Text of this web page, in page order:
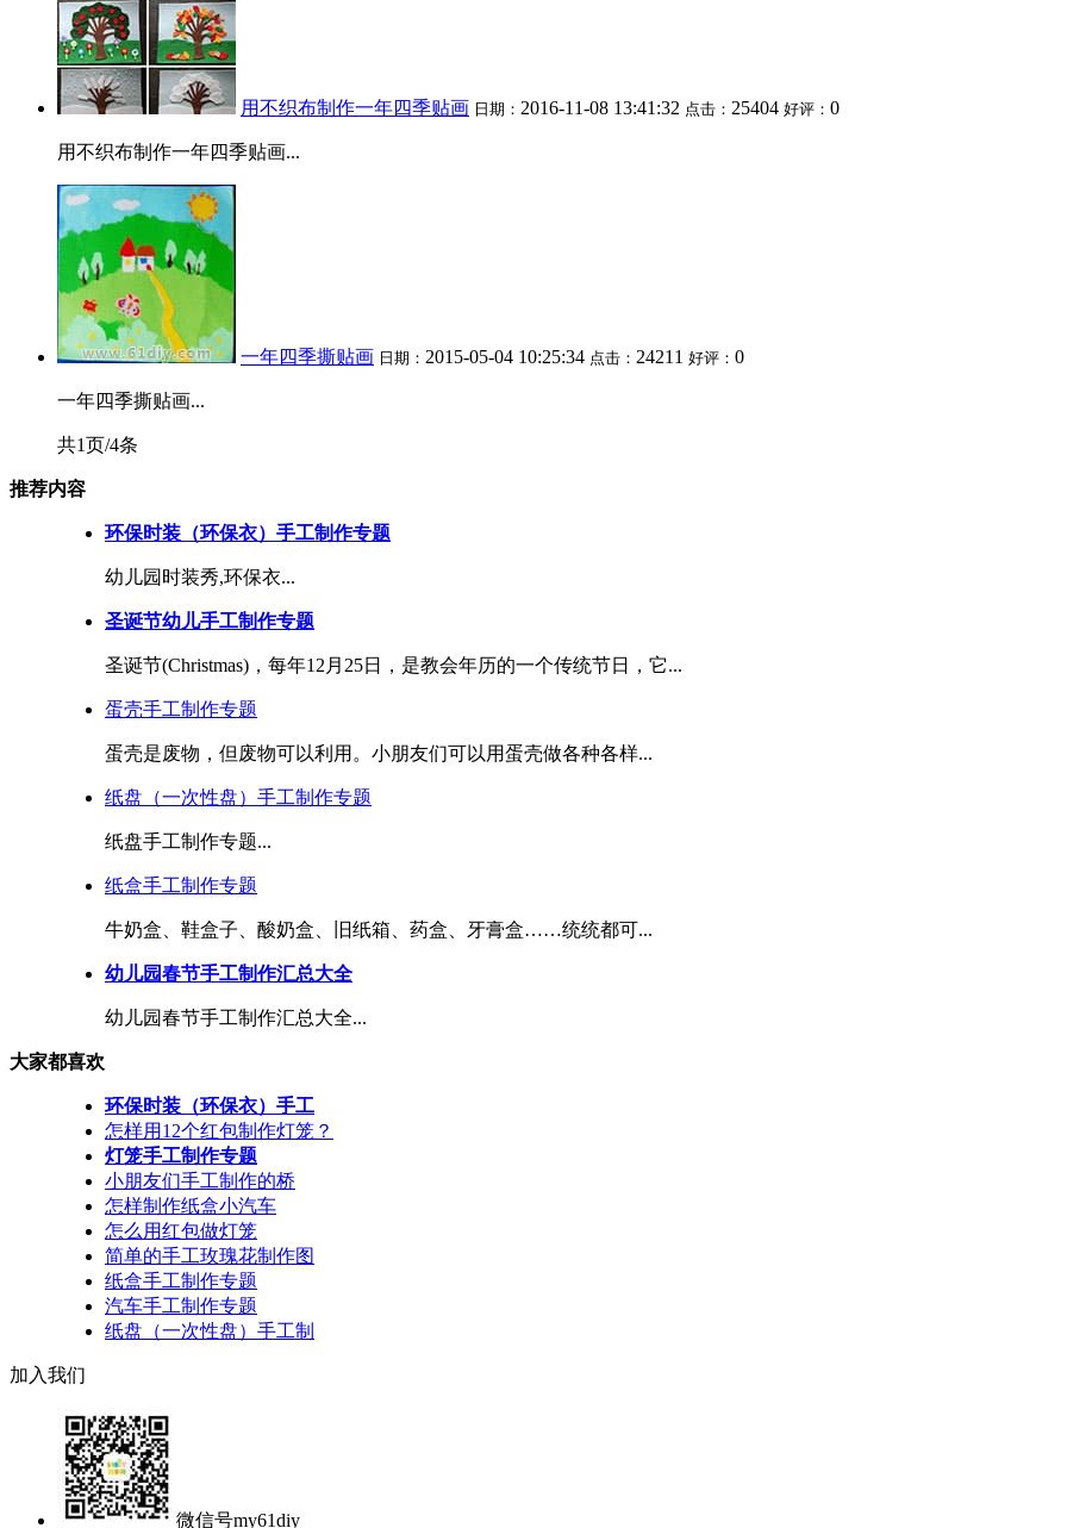
用不织布制作一年四季贴画 日期： 2016-11-08 13:41:32 点击： 25404 好评： 0
用不织布制作一年四季贴画...
一年四季撕贴画 日期： 2015-05-04 10:25:34 点击： 24211 好评： 0
一年四季撕贴画...
共1页/4条
推荐内容
环保时装（环保衣）手工制作专题
幼儿园时装秀,环保衣...
圣诞节幼儿手工制作专题
圣诞节(Christmas)，每年12月25日，是教会年历的一个传统节日，它...
蛋壳手工制作专题
蛋壳是废物，但废物可以利用。小朋友们可以用蛋壳做各种各样...
纸盘（一次性盘）手工制作专题
纸盘手工制作专题...
纸盒手工制作专题
牛奶盒、鞋盒子、酸奶盒、旧纸箱、药盒、牙膏盒……统统都可...
幼儿园春节手工制作汇总大全
幼儿园春节手工制作汇总大全...
大家都喜欢
环保时装（环保衣）手工
怎样用12个红包制作灯笼？
灯笼手工制作专题
小朋友们手工制作的桥
怎样制作纸盒小汽车
怎么用红包做灯笼
简单的手工玫瑰花制作图
纸盒手工制作专题
汽车手工制作专题
纸盘（一次性盘）手工制
加入我们
微信号my61diy